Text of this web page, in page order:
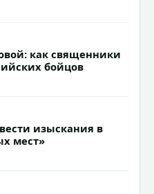
как священники
бойцов
изыскания в
мест»